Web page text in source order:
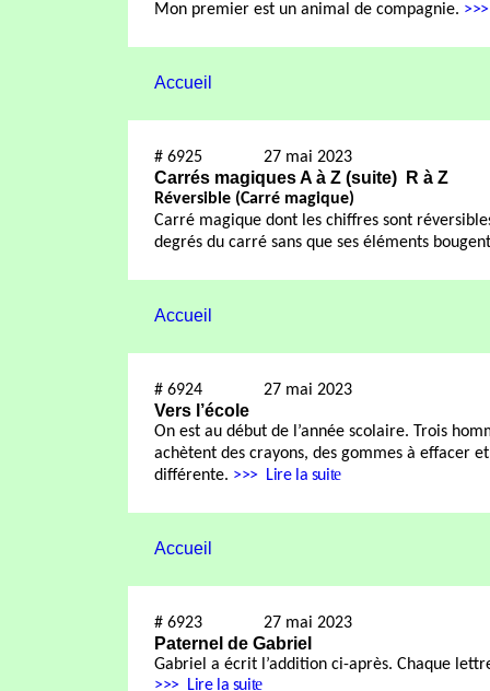
Mon premier est un animal de compagnie. >>>
Accueil
# 6925 27 mai 2023
Carrés magiques A à Z (suite) R à Z
Réversible (Carré magique)
Carré magique dont les chiffres sont
degrés du carré sans que ses éléments
Accueil
# 6924 27 mai 2023
Vers l’école
On est au début de l’année scolaire. Trois
achètent des crayons, des gommes à effacer
différente. >>> Lire la suite
Accueil
# 6923 27 mai 2023
Paternel de Gabriel
Gabriel a écrit l’addition ci-après. Chaque
>>> Lire la suite